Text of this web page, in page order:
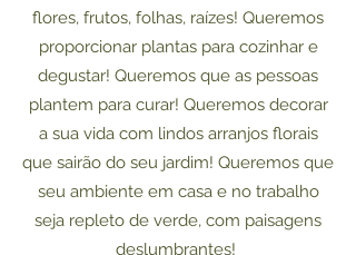
flores, frutos, folhas, raízes! Queremos
proporcionar plantas para cozinhar e
degustar! Queremos que as pessoas
plantem para curar! Queremos decorar
a sua vida com lindos arranjos florais
que sairão do seu jardim! Queremos que
seu ambiente em casa e no trabalho
seja repleto de verde, com paisagens
deslumbrantes!